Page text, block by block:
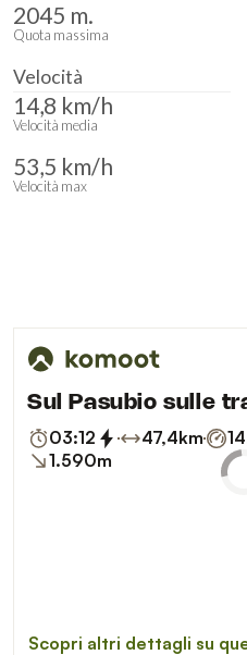
2045 m.
Quota massima
Velocità
14,8 km/h
Velocità media
53,5 km/h
Velocità max